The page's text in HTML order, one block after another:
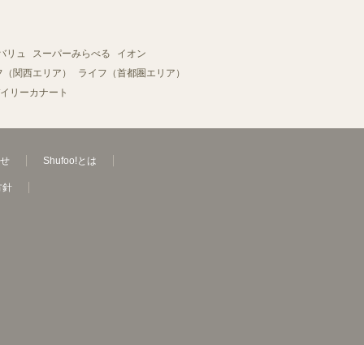
リュ スーパーみらべる
イオン
関西エリア）
ライフ（首都圏エリア）
リーカナート
Shufoo!とは
針